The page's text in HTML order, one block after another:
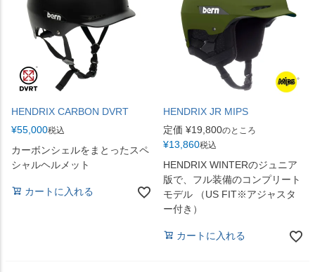
HENDRIX CARBON DVRT
¥55,000税込
カーボンシェルをまとったスペ
シャルヘルメット
カートに入れる
HENDRIX JR MIPS
定価 ¥19,800のところ
¥13,860税込
HENDRIX WINTERのジュニア
版で、フル装備のコンプリート
モデル （US FIT※アジャスタ
ー付き）
カートに入れる